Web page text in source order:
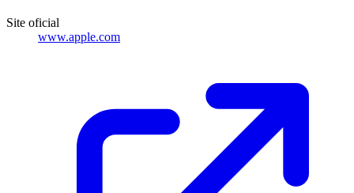
Site oficial
www.apple.com